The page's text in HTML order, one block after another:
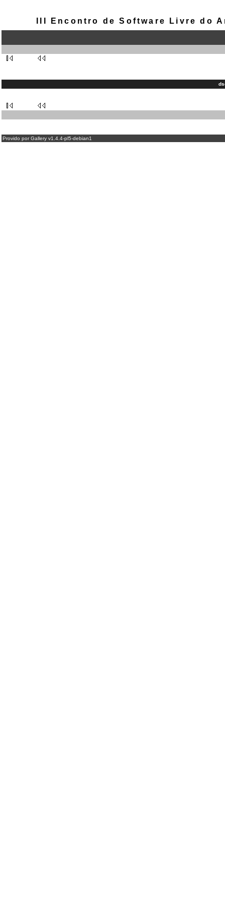
III Encontro de Software Livre do
Provido por Gallery v1.4.4-pl5-debian1